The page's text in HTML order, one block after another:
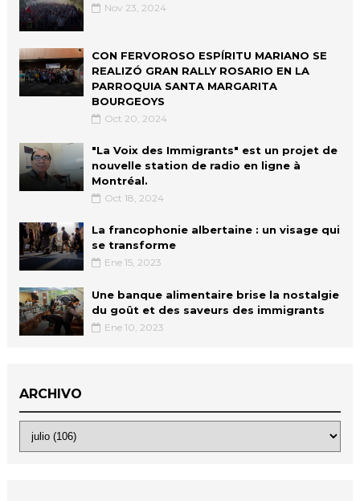
Nov 23, 2024
CON FERVOROSO ESPÍRITU MARIANO SE
REALIZÓ GRAN RALLY ROSARIO EN LA
PARROQUIA SANTA MARGARITA
BOURGEOYS
Oct 20, 2024
"La Voix des Immigrants" est un projet de
nouvelle station de radio en ligne à
Montréal.
Oct 18, 2024
La francophonie albertaine : un visage qui
se transforme
Ene 15, 2023
Une banque alimentaire brise la nostalgie
du goût et des saveurs des immigrants
Ene 10, 2023
ARCHIVO